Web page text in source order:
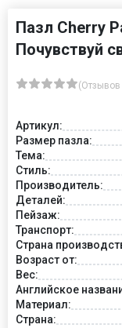
Пазл Cherry
Почувствуй
(Отзывов
Артикул:
Размер пазла:
Тема:
Стиль:
Производитель:
Деталей:
Пейзаж:
Транспорт:
Страна
Возраст от:
Вес:
Английское
Материал:
Страна: